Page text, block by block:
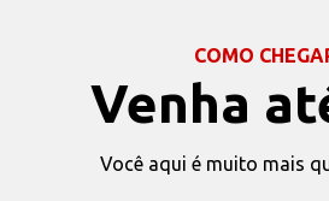
COMO
Venha
Você aqui é muito mais